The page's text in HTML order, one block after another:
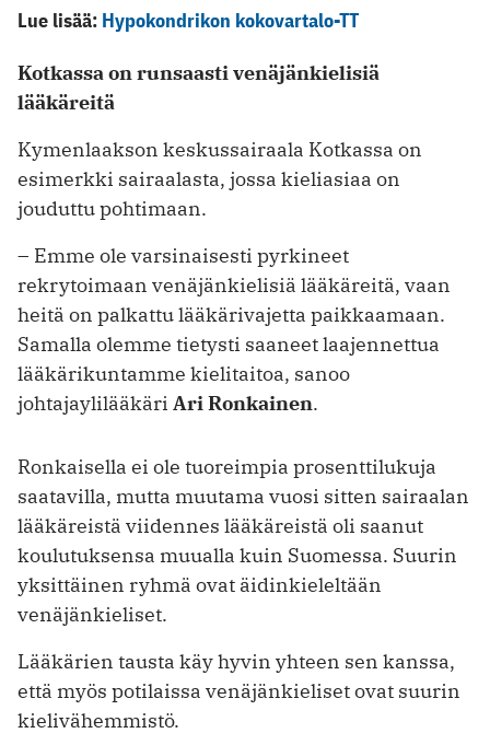
Lue lisää: Hypokondrikon kokovartalo-TT
Kotkassa on runsaasti venäjänkielisiä
lääkäreitä
Kymenlaakson keskussairaala Kotkassa on
esimerkki sairaalasta, jossa kieliasiaa on
jouduttu pohtimaan.
– Emme ole varsinaisesti pyrkineet
rekrytoimaan venäjänkielisiä lääkäreitä, vaan
heitä on palkattu lääkärivajetta paikkaamaan.
Samalla olemme tietysti saaneet laajennettua
lääkärikuntamme kielitaitoa, sanoo
johtajaylilääkäri Ari Ronkainen.
Ronkaisella ei ole tuoreimpia prosenttilukuja
saatavilla, mutta muutama vuosi sitten sairaalan
lääkäreistä viidennes lääkäreistä oli saanut
koulutuksensa muualla kuin Suomessa. Suurin
yksittäinen ryhmä ovat äidinkieleltään
venäjänkieliset.
Lääkärien tausta käy hyvin yhteen sen kanssa,
että myös potilaissa venäjänkieliset ovat suurin
kielivähemmistö.